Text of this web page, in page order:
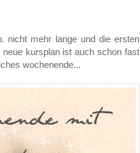
nicht mehr lange und die ersten
kursplan ist auch schon fast
wochenende...